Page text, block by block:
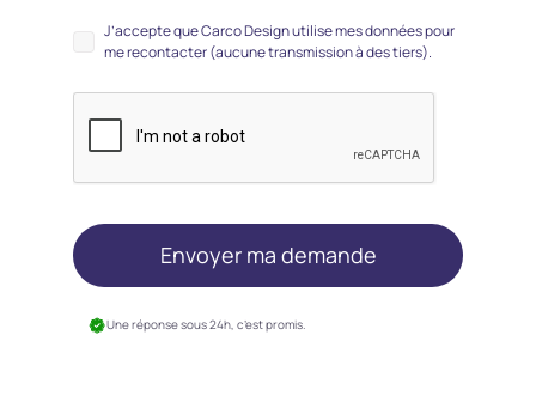
J’accepte que Carco Design utilise mes données pour
me recontacter (aucune transmission à des tiers).
Une réponse sous 24h, c’est promis.